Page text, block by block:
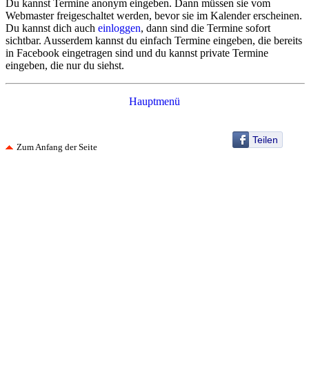
Du kannst Termine anonym eingeben. Dann müssen sie vom
Webmaster freigeschaltet werden, bevor sie im Kalender erscheinen.
Du kannst dich auch einloggen, dann sind die Termine sofort
sichtbar. Ausserdem kannst du einfach Termine eingeben, die bereits
in Facebook eingetragen sind und du kannst private Termine
eingeben, die nur du siehst.
Hauptmenü
Teilen
Zum Anfang der Seite